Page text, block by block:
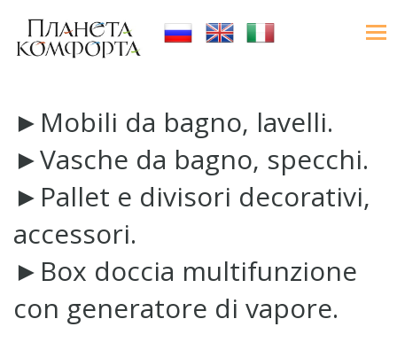
►Mobili da bagno, lavelli.
►Vasche da bagno, specchi.
►Pallet e divisori decorativi,
accessori.
►Box doccia multifunzione
con generatore di vapore.